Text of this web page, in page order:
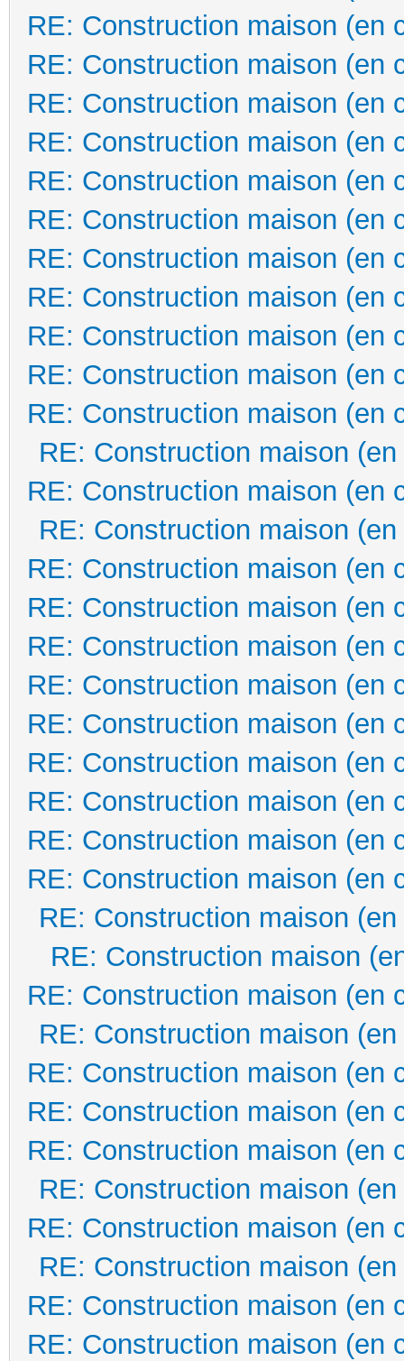
RE: Construction maison (en
RE: Construction maison (en
RE: Construction maison (en
RE: Construction maison (en
RE: Construction maison (en
RE: Construction maison (en
RE: Construction maison (en
RE: Construction maison (en
RE: Construction maison (en
RE: Construction maison (en
RE: Construction maison (en
RE: Construction maison
RE: Construction maison (en
RE: Construction maison
RE: Construction maison (en
RE: Construction maison (en
RE: Construction maison (en
RE: Construction maison (en
RE: Construction maison (en
RE: Construction maison (en
RE: Construction maison (en
RE: Construction maison (en
RE: Construction maison (en
RE: Construction maison
RE: Construction maison
RE: Construction maison (en
RE: Construction maison
RE: Construction maison (en
RE: Construction maison (en
RE: Construction maison (en
RE: Construction maison
RE: Construction maison (en
RE: Construction maison
RE: Construction maison (en
RE: Construction maison (en